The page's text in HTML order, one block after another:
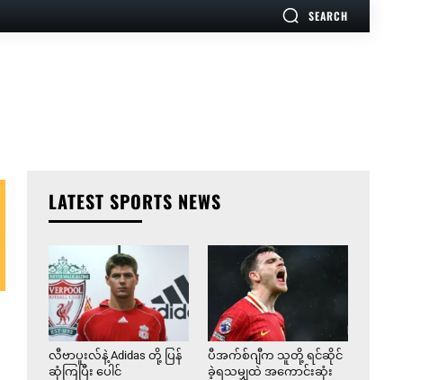
SEARCH
LATEST SPORTS NEWS
လီဗာပူးလ်နဲ့ Adidas တို့ ပြန်
ဆုံကြပြီး ပေါင်
ပီအက်စ်ဂျီက သူတို့ ရင်ဆိုင်
ခဲ့ရသမျှထဲ အကောင်းဆုံး